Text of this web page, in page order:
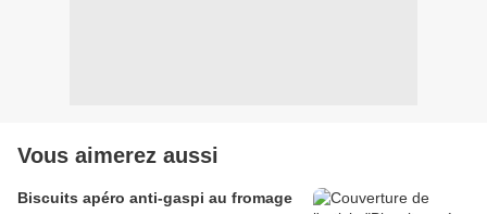
Vous aimerez aussi
Biscuits apéro anti-gaspi au fromage